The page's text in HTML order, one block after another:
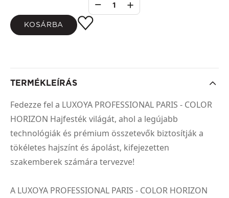
1
KOSÁRBA
TERMÉKLEÍRÁS
Fedezze fel a LUXOYA PROFESSIONAL PARIS - COLOR
HORIZON Hajfesték világát, ahol a legújabb
technológiák és prémium összetevők biztosítják a
tökéletes hajszínt és ápolást, kifejezetten
szakemberek számára tervezve!
A LUXOYA PROFESSIONAL PARIS - COLOR HORIZON